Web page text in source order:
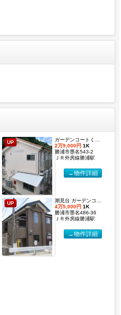
UP
ガーデンコートくすのき 【2027年度国際武道大学生 入居申込受付開始しました！】
2万9,000円 1K
勝浦市墨名543-2
ＪＲ外房線勝浦駅
→物件詳細
UP
潮見台 ガーデンコート【2027年度国際武道大学生 入居申込受付開始しました！】
4万5,000円 1K
勝浦市墨名486-36
ＪＲ外房線勝浦駅
→物件詳細